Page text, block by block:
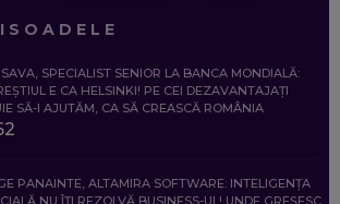
SPECIALIST SENIOR LA BANCA MONDIALĂ:
E CA HELSINKI! PE CEI DEZAVANTAJAȚI
SĂ-I AJUTĂM, CA SĂ CREASCĂ ROMÂNIA
PANAINTE, ALTAMIRA SOFTWARE: INTELIGENȚA
NU ÎȚI REZOLVĂ BUSINESS-UL! UNDE GREȘESC